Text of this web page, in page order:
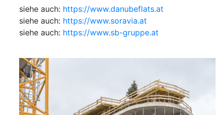
siehe auch: https://www.danubeflats.at
siehe auch: https://www.soravia.at
siehe auch: https://www.sb-gruppe.at